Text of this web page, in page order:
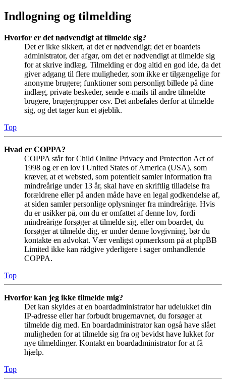
Indlogning og tilmelding
Hvorfor er det nødvendigt at tilmelde sig?
Det er ikke sikkert, at det er nødvendigt; det er boardets
administrator, der afgør, om det er nødvendigt at tilmelde sig
for at skrive indlæg. Tilmelding er dog altid en god ide, da det
giver adgang til flere muligheder, som ikke er tilgængelige for
anonyme brugere; funktioner som personligt billede på dine
indlæg, private beskeder, sende e-mails til andre tilmeldte
brugere, brugergrupper osv. Det anbefales derfor at tilmelde
sig, og det tager kun et øjeblik.
Top
Hvad er COPPA?
COPPA står for Child Online Privacy and Protection Act of
1998 og er en lov i United States of America (USA), som
kræver, at et websted, som potentielt samler information fra
mindreårige under 13 år, skal have en skriftlig tilladelse fra
forældrene eller på anden måde have en legal godkendelse af,
at siden samler personlige oplysninger fra mindreårige. Hvis
du er usikker på, om du er omfattet af denne lov, fordi
mindreårige forsøger at tilmelde sig, eller om boardet, du
forsøger at tilmelde dig, er under denne lovgivning, bør du
kontakte en advokat. Vær venligst opmærksom på at phpBB
Limited ikke kan rådgive yderligere i sager omhandlende
COPPA.
Top
Hvorfor kan jeg ikke tilmelde mig?
Det kan skyldes at en boardadministrator har udelukket din
IP-adresse eller har forbudt brugernavnet, du forsøger at
tilmelde dig med. En boardadministrator kan også have slået
muligheden for at tilmelde sig fra og bevidst have lukket for
nye tilmeldinger. Kontakt en boardadministrator for at få
hjælp.
Top